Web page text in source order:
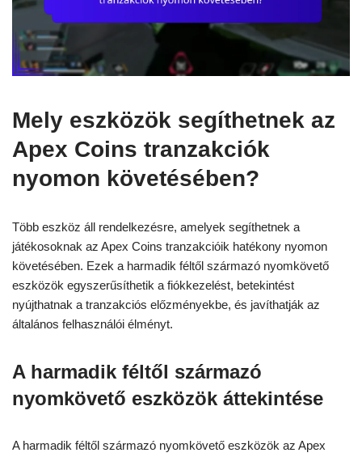
Mely eszközök segíthetnek az
Apex Coins tranzakciók
nyomon követésében?
Több eszköz áll rendelkezésre, amelyek segíthetnek a
játékosoknak az Apex Coins tranzakcióik hatékony nyomon
követésében. Ezek a harmadik féltől származó nyomkövető
eszközök egyszerűsíthetik a fiókkezelést, betekintést
nyújthatnak a tranzakciós előzményekbe, és javíthatják az
általános felhasználói élményt.
A harmadik féltől származó
nyomkövető eszközök áttekintése
A harmadik féltől származó nyomkövető eszközök az Apex